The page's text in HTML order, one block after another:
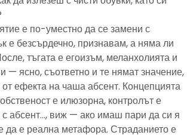
е по-уместно да се замени с
е безсърдечно, признавам, а няма ли
тъгата е егоизъм, меланхолията и
— ясно, съответно и те нямат значение,
ефекта на чаша абсент. Концепцията
е илюзорна, контролът е
абсент…, виж — ако имаш пари да си я
да е реална метафора. Страданието е